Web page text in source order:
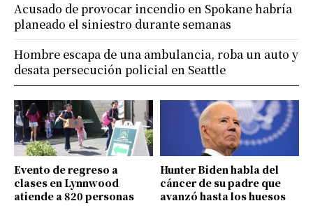
Evento de regreso a
clases en Lynnwood
atiende a 820 personas
Hunter Biden habla del
cáncer de su padre que
avanzó hasta los huesos
Acusado de provocar incendio en Spokane habría
planeado el siniestro durante semanas
Hombre escapa de una ambulancia, roba un auto y
desata persecución policial en Seattle